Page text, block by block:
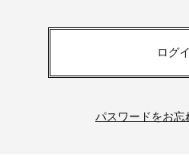
ログ
パスワードをお忘